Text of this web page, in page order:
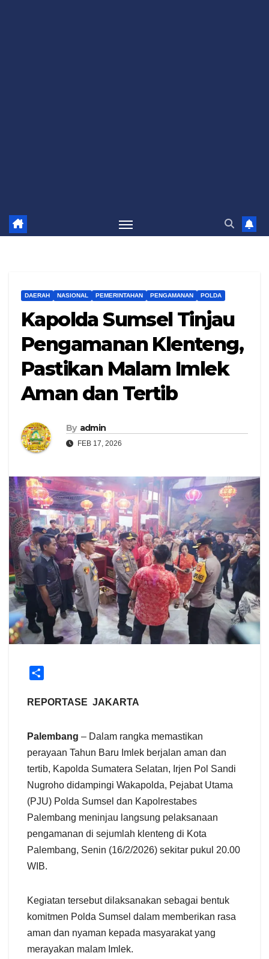
DAERAH NASIONAL PEMERINTAHAN PENGAMANAN POLDA
Kapolda Sumsel Tinjau
Pengamanan Klenteng,
Pastikan Malam Imlek
Aman dan Tertib
By admin
FEB 17, 2026
a
REPORTASE JAKARTA
Palembang – Dalam rangka memastikan
perayaan Tahun Baru Imlek berjalan aman dan
tertib, Kapolda Sumatera Selatan, Irjen Pol Sandi
Nugroho didampingi Wakapolda, Pejabat Utama
(PJU) Polda Sumsel dan Kapolrestabes
Palembang meninjau langsung pelaksanaan
pengamanan di sejumlah klenteng di Kota
Palembang, Senin (16/2/2026) sekitar pukul 20.00
WIB.
Kegiatan tersebut dilaksanakan sebagai bentuk
komitmen Polda Sumsel dalam memberikan rasa
aman dan nyaman kepada masyarakat yang
merayakan malam Imlek.